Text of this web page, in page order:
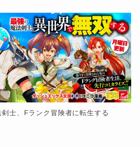
剣士、Fランク冒険者に転生する